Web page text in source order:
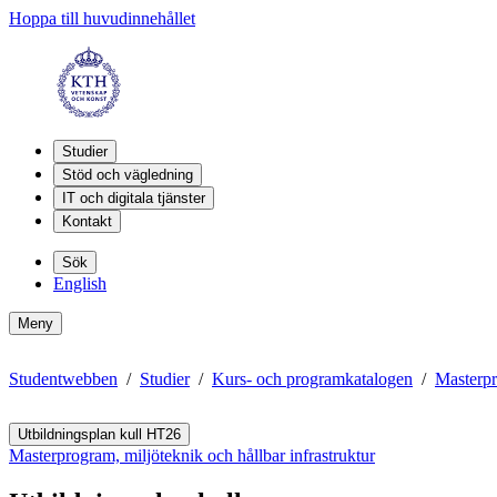
Hoppa till huvudinnehållet
Studier
Stöd och vägledning
IT och digitala tjänster
Kontakt
Sök
English
Meny
Studentwebben Studier Kurs- och programkatalogen
Utbildningsplan kull HT26
Masterprogram, miljöteknik och hållbar infrastruktur